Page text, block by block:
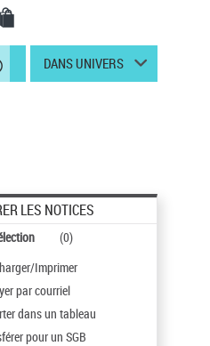
DANS UNIVERS
LES NOTICES
(0)
Imprimer
par courriel
dans un tableau
pour un SGB